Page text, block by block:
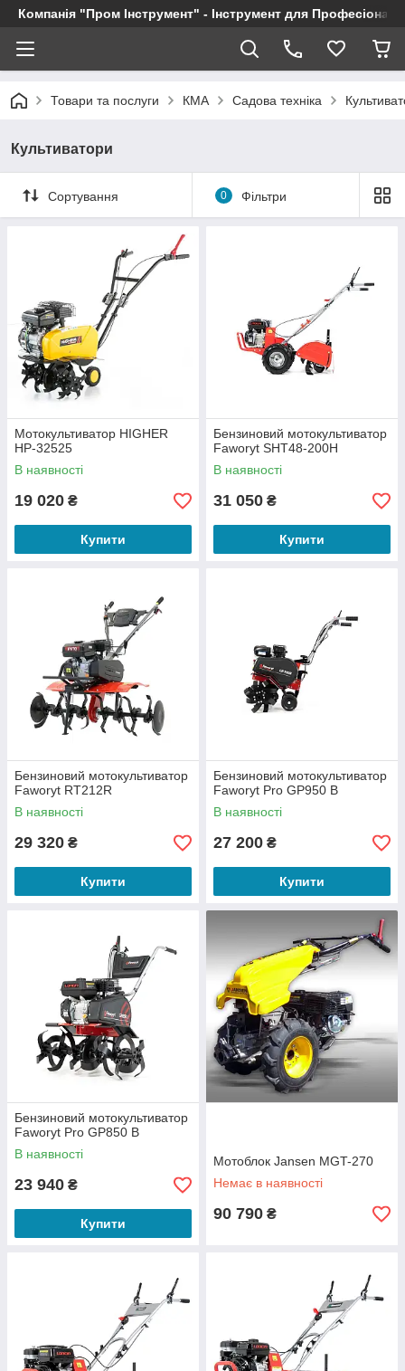
Компанія "Пром Інструмент" - Інструмент для
Товари та послуги КМА Садова техніка
Культиватори
Сортування 0 Фільтри
Мотокультиватор HIGHER
HP-32525
В наявності
19 020 ₴
Купити
Бензиновий мотокультиватор
Faworyt SHT48-200H
В наявності
31 050 ₴
Купити
Бензиновий мотокультиватор
Faworyt RT212R
В наявності
29 320 ₴
Купити
Бензиновий мотокультиватор
Faworyt Pro GP950 B
В наявності
27 200 ₴
Купити
Бензиновий мотокультиватор
Faworyt Pro GP850 B
В наявності
23 940 ₴
Купити
Мотоблок Jansen MGT-270
Немає в наявності
90 790 ₴